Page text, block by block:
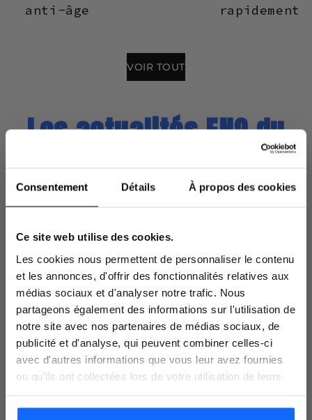
Consentement Détails À propos des cookies
Ce site web utilise des cookies.
Les cookies nous permettent de personnaliser le contenu
et les annonces, d'offrir des fonctionnalités relatives aux
médias sociaux et d'analyser notre trafic. Nous
partageons également des informations sur l'utilisation de
notre site avec nos partenaires de médias sociaux, de
publicité et d'analyse, qui peuvent combiner celles-ci
avec d'autres informations que vous leur avez fournies
ou qu'ils ont collectées lors de votre utilisation de leurs
anti-âge
rapidement
VOIR TOUT
Les actualités ENO du
Laboratoire Codexial
Neoliss et Effasun deviennent
-15%
En vous inscrivant à la newsletter sur votre
1ère commande sans min d'achat*